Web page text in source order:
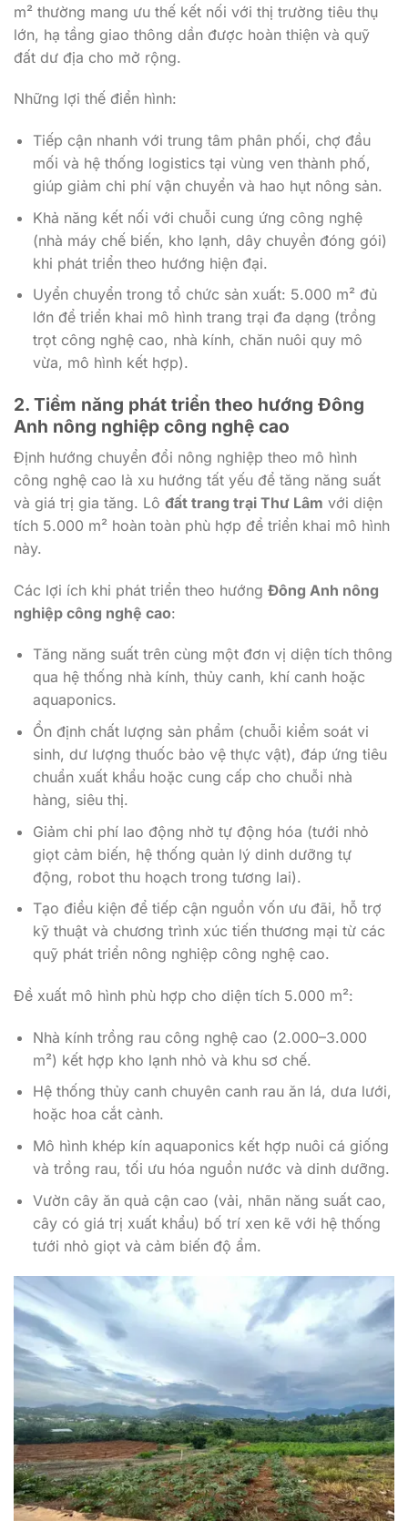
m² thường mang ưu thế kết nối với thị trường tiêu thụ
lớn, hạ tầng giao thông dần được hoàn thiện và quỹ
đất dư địa cho mở rộng.
Những lợi thế điển hình:
Tiếp cận nhanh với trung tâm phân phối, chợ đầu
mối và hệ thống logistics tại vùng ven thành phố,
giúp giảm chi phí vận chuyển và hao hụt nông sản.
Khả năng kết nối với chuỗi cung ứng công nghệ
(nhà máy chế biến, kho lạnh, dây chuyền đóng gói)
khi phát triển theo hướng hiện đại.
Uyển chuyển trong tổ chức sản xuất: 5.000 m² đủ
lớn để triển khai mô hình trang trại đa dạng (trồng
trọt công nghệ cao, nhà kính, chăn nuôi quy mô
vừa, mô hình kết hợp).
2. Tiềm năng phát triển theo hướng Đông
Anh nông nghiệp công nghệ cao
Định hướng chuyển đổi nông nghiệp theo mô hình
công nghệ cao là xu hướng tất yếu để tăng năng suất
và giá trị gia tăng. Lô đất trang trại Thư Lâm với diện
tích 5.000 m² hoàn toàn phù hợp để triển khai mô hình
này.
Các lợi ích khi phát triển theo hướng Đông Anh nông
nghiệp công nghệ cao:
Tăng năng suất trên cùng một đơn vị diện tích thông
qua hệ thống nhà kính, thủy canh, khí canh hoặc
aquaponics.
Ổn định chất lượng sản phẩm (chuỗi kiểm soát vi
sinh, dư lượng thuốc bảo vệ thực vật), đáp ứng tiêu
chuẩn xuất khẩu hoặc cung cấp cho chuỗi nhà
hàng, siêu thị.
Giảm chi phí lao động nhờ tự động hóa (tưới nhỏ
giọt cảm biến, hệ thống quản lý dinh dưỡng tự
động, robot thu hoạch trong tương lai).
Tạo điều kiện để tiếp cận nguồn vốn ưu đãi, hỗ trợ
kỹ thuật và chương trình xúc tiến thương mại từ các
quỹ phát triển nông nghiệp công nghệ cao.
Đề xuất mô hình phù hợp cho diện tích 5.000 m²:
Nhà kính trồng rau công nghệ cao (2.000–3.000
m²) kết hợp kho lạnh nhỏ và khu sơ chế.
Hệ thống thủy canh chuyên canh rau ăn lá, dưa lưới,
hoặc hoa cắt cành.
Mô hình khép kín aquaponics kết hợp nuôi cá giống
và trồng rau, tối ưu hóa nguồn nước và dinh dưỡng.
Vườn cây ăn quả cận cao (vải, nhãn năng suất cao,
cây có giá trị xuất khẩu) bố trí xen kẽ với hệ thống
tưới nhỏ giọt và cảm biến độ ẩm.